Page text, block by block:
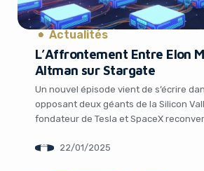
Actualités
L’Affrontement Entre Elon
Altman sur Stargate
Un nouvel épisode vient de s’écrire
opposant deux géants de la Silicon
fondateur de Tesla et SpaceX
d’intelligence artificielle OpenAI,
22/01/2025